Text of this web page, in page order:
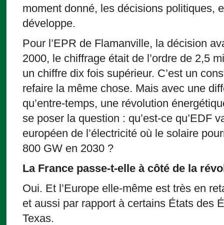
moment donné, les décisions politiques,
développe.
Pour l’EPR de Flamanville, la décision
2000, le chiffrage était de l’ordre de 2,5
un chiffre dix fois supérieur. C’est un
refaire la même chose. Mais avec une
qu’entre-temps, une révolution
se poser la question : qu’est-ce qu’EDF
européen de l’électricité où le solaire
800 GW en 2030 ?
La France passe-t-elle à côté de la
Oui. Et l’Europe elle-même est très en
et aussi par rapport à certains États des
Texas.